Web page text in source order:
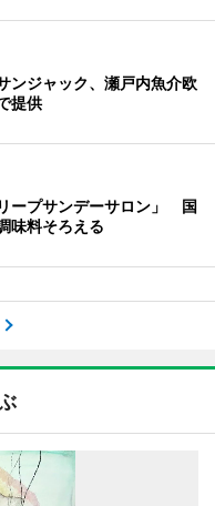
ンジャック、瀬戸内魚介欧
提供
ープサンデーサロン」 国
味料そろえる